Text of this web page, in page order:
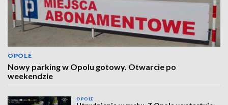
OPOLE
Nowy parking w Opolu gotowy. Otwarcie po
weekendzie
OPOLE